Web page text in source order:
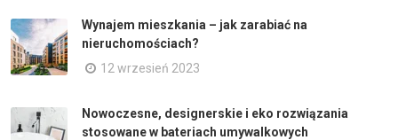
Wynajem mieszkania – jak zarabiać na
nieruchomościach?
12 wrzesień 2023
Nowoczesne, designerskie i eko rozwiązania
stosowane w bateriach umywalkowych